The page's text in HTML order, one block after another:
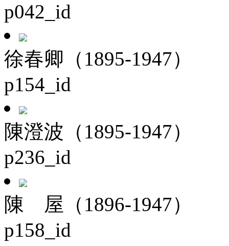
p042_id
徐春卿（1895-1947）
p154_id
陳澄波（1895-1947）
p236_id
陳 屋（1896-1947）
p158_id